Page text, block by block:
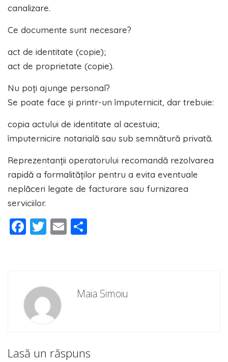
canalizare.
Ce documente sunt necesare?
act de identitate (copie);
act de proprietate (copie).
Nu poți ajunge personal?
Se poate face și printr-un împuternicit, dar trebuie:
copia actului de identitate al acestuia;
împuternicire notarială sau sub semnătură privată.
Reprezentanții operatorului recomandă rezolvarea
rapidă a formalităților pentru a evita eventuale
neplăceri legate de facturare sau furnizarea
serviciilor.
Facebook
Twitter
Email
Maia Simoiu
Lasă un răspuns